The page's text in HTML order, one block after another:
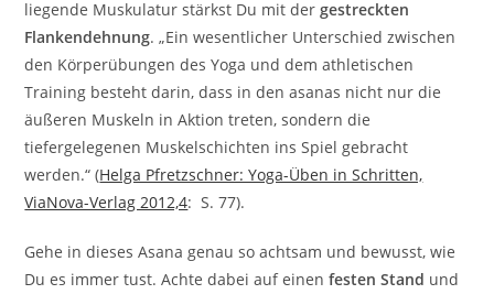
liegende Muskulatur stärkst Du mit dergestreckten
Flankendehnung. „Ein wesentlicher Unterschied zwischen
den Körperübungen des Yoga und dem athletischen
Training besteht darin, dass in den asanas nicht nur die
äußeren Muskeln in Aktion treten, sondern die
tiefergelegenen Muskelschichten ins Spiel gebracht
werden.“ (Helga Pfretzschner: Yoga-Üben in Schritten,
ViaNova-Verlag 2012,4: S. 77).
Gehe in dieses Asana genau so achtsam und bewusst, wie
Du es immer tust. Achte dabei auf einenfesten Stand und